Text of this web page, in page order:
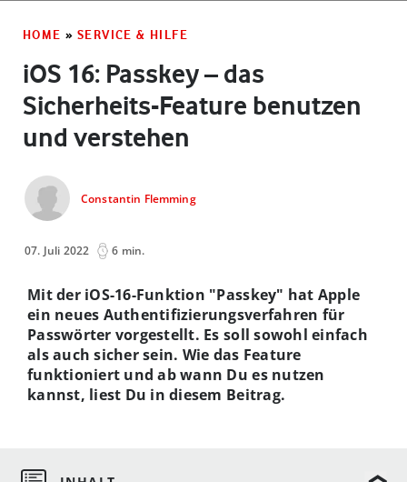
HOME » SERVICE & HILFE
iOS 16: Passkey – das
Sicherheits-Feature benutzen
und verstehen
Constantin Flemming
07. Juli 2022 6 min.
Mit der iOS-16-Funktion "Passkey" hat Apple
ein neues Authentifizierungsverfahren für
Passwörter vorgestellt. Es soll sowohl einfach
als auch sicher sein. Wie das Feature
funktioniert und ab wann Du es nutzen
kannst, liest Du in diesem Beitrag.